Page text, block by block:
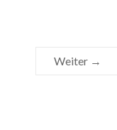
Weiter →